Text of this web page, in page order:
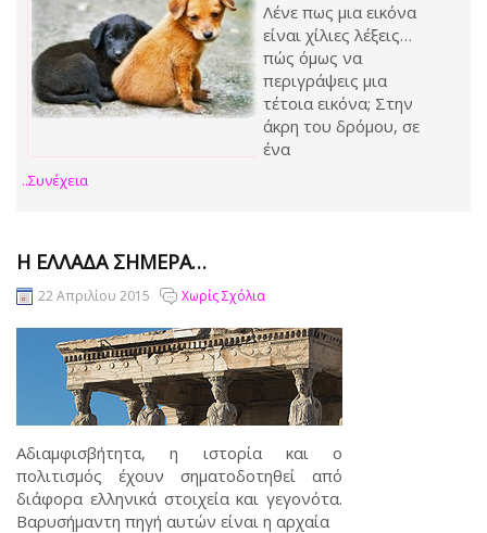
Λένε πως μια εικόνα
είναι χίλιες λέξεις…
πώς όμως να
περιγράψεις μια
τέτοια εικόνα; Στην
άκρη του δρόμου, σε
ένα
..συνέχεια
Η ΕΛΛΆΔΑ ΣΉΜΕΡΑ…
22 Απριλίου 2015 Χωρίς Σχόλια
Αδιαμφισβήτητα, η ιστορία και ο
πολιτισμός έχουν σηματοδοτηθεί από
διάφορα ελληνικά στοιχεία και γεγονότα.
Βαρυσήμαντη πηγή αυτών είναι η αρχαία